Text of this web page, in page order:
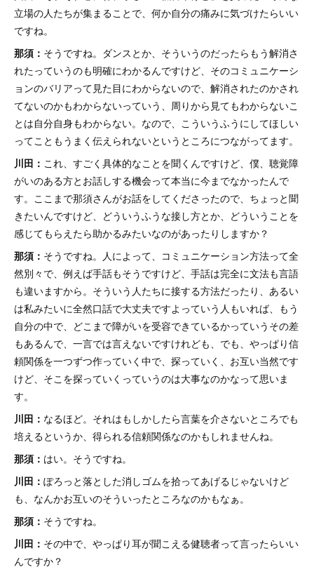
立場の人たちが集まることで、何か自分の痛みに気づけたらいい
ですね。
那須： そうですね。ダンスとか、そういうのだったらもう解消さ
れたっていうのも明確にわかるんですけど、そのコミュニケーシ
ョンのバリアって見た目にわからないので、解消されたのかされ
てないのかもわからないっていう、周りから見てもわからないこ
とは自分自身もわからない。なので、こういうふうにしてほしい
ってこともうまく伝えられないというところにつながってます。
川田： これ、すごく具体的なことを聞くんですけど、僕、聴覚障
がいのある方とお話しする機会って本当に今までなかったんで
す。ここまで那須さんがお話をしてくださったので、ちょっと聞
きたいんですけど、どういうふうな接し方とか、どういうことを
感じてもらえたら助かるみたいなのがあったりしますか？
那須： そうですね。人によって、コミュニケーション方法って全
然別々で、例えば手話もそうですけど、手話は完全に文法も言語
も違いますから。そういう人たちに接する方法だったり、あるい
は私みたいに全然口話で大丈夫ですよっていう人もいれば、もう
自分の中で、どこまで障がいを受容できているかっていうその差
もあるんで、一言では言えないですけれども、でも、やっぱり信
頼関係を一つずつ作っていく中で、探っていく、お互い当然です
けど、そこを探っていくっていうのは大事なのかなって思いま
す。
川田： なるほど。それはもしかしたら言葉を介さないところでも
培えるというか、得られる信頼関係なのかもしれませんね。
那須： はい。そうですね。
川田： ぽろっと落とした消しゴムを拾ってあげるじゃないけど
も、なんかお互いのそういったところなのかもなぁ。
那須： そうですね。
川田： その中で、やっぱり耳が聞こえる健聴者って言ったらいい
んですか？